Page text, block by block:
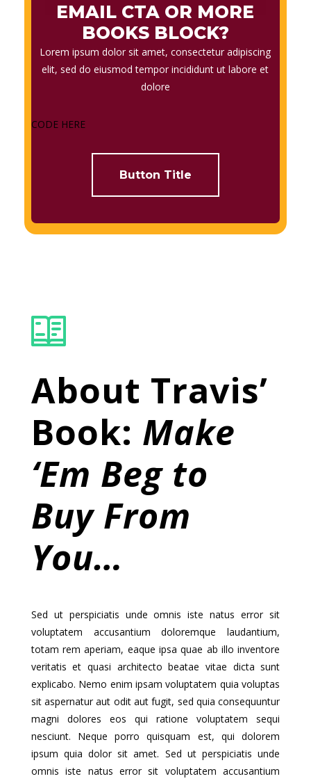
EMAIL CTA OR MORE
BOOKS BLOCK?
Lorem ipsum dolor sit amet, consectetur adipiscing
elit, sed do eiusmod tempor incididunt ut labore et
dolore
CODE HERE
Button Title
About Travis’
Book: Make
‘Em Beg to
Buy From
You…
Sed ut perspiciatis unde omnis iste natus error sit
voluptatem accusantium doloremque laudantium,
totam rem aperiam, eaque ipsa quae ab illo inventore
veritatis et quasi architecto beatae vitae dicta sunt
explicabo. Nemo enim ipsam voluptatem quia voluptas
sit aspernatur aut odit aut fugit, sed quia consequuntur
magni dolores eos qui ratione voluptatem sequi
nesciunt. Neque porro quisquam est, qui dolorem
ipsum quia dolor sit amet. Sed ut perspiciatis unde
omnis iste natus error sit voluptatem accusantium